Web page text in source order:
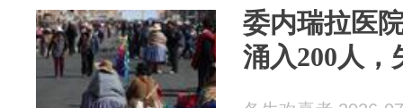
委内瑞拉医
涌入200人，